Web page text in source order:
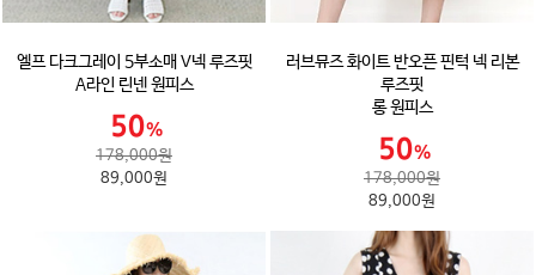
엘프 다크그레이 5부소매 V넥 루즈핏
A라인 린넨 원피스
178,000원
89,000원
러브뮤즈 화이트 반오픈 핀턱 넥 리본
루즈핏
롱 원피스
178,000원
89,000원